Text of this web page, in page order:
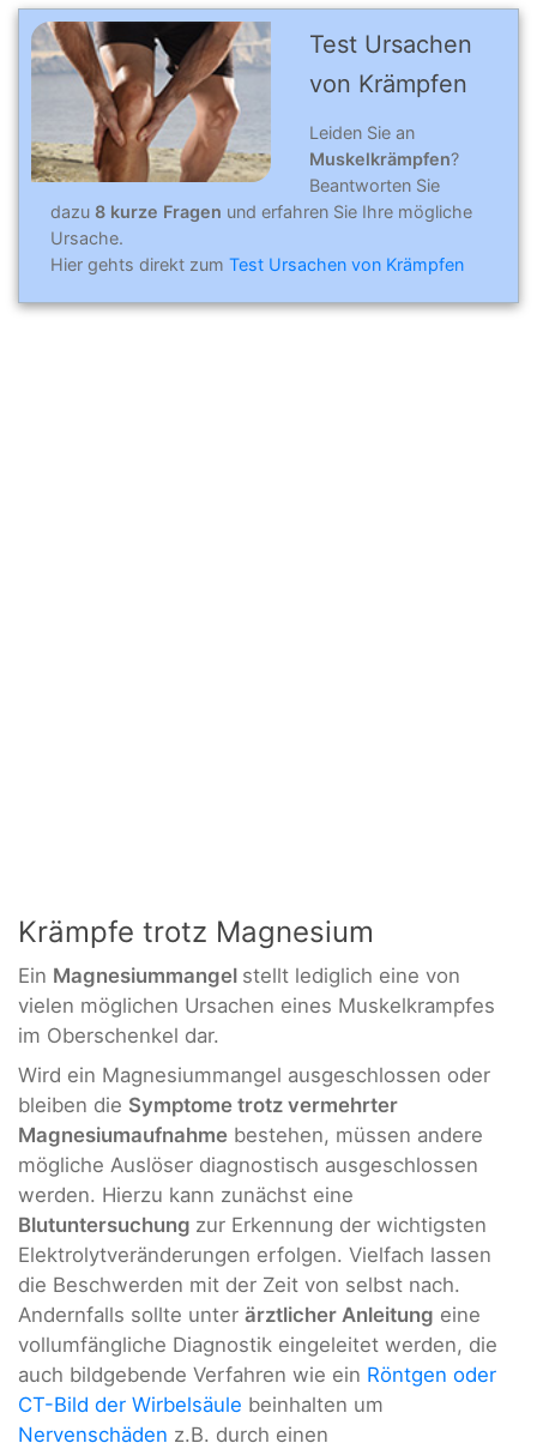
Test Ursachen
von Krämpfen
Leiden Sie an
Muskelkrämpfen?
Beantworten Sie
dazu 8 kurze Fragen und erfahren Sie Ihre mögliche
Ursache.
Hier gehts direkt zum Test Ursachen von Krämpfen
Krämpfe trotz Magnesium
Ein Magnesiummangel stellt lediglich eine von
vielen möglichen Ursachen eines Muskelkrampfes
im Oberschenkel dar.
Wird ein Magnesiummangel ausgeschlossen oder
bleiben die Symptome trotz vermehrter
Magnesiumaufnahme bestehen, müssen andere
mögliche Auslöser diagnostisch ausgeschlossen
werden. Hierzu kann zunächst eine
Blutuntersuchung zur Erkennung der wichtigsten
Elektrolytveränderungen erfolgen. Vielfach lassen
die Beschwerden mit der Zeit von selbst nach.
Andernfalls sollte unter ärztlicher Anleitung eine
vollumfängliche Diagnostik eingeleitet werden, die
auch bildgebende Verfahren wie ein Röntgen oder
CT-Bild der Wirbelsäule beinhalten um
Nervenschäden z.B. durch einen